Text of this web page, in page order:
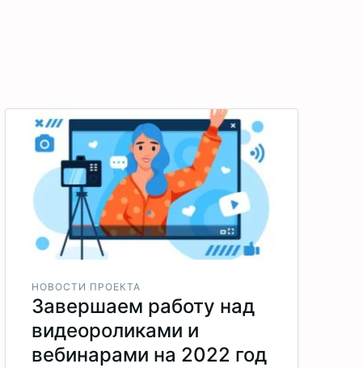
НОВОСТИ ПРОЕКТА
Завершаем работу над
видеороликами и
вебинарами на 2022 год